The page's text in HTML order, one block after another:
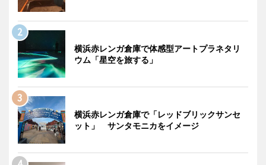
横浜赤レンガ倉庫で体感型アートプラネタリ
ウム「星空を旅する」
横浜赤レンガ倉庫で「レッドブリックサンセ
ット」 サンタモニカをイメージ